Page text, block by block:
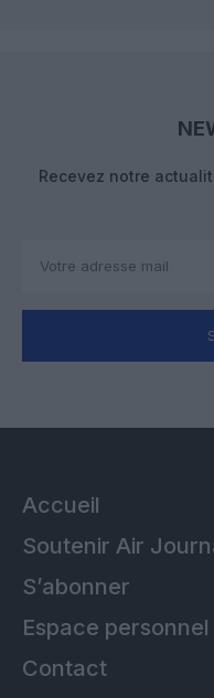
Recevez notre
Accueil
Soutenir Air
S’abonner
Espace personnel
Contact